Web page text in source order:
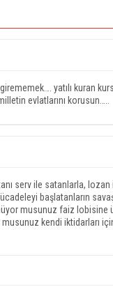
yatılı kuran
evlatlarını korusun…..
serv ile satanlarla, lozan
başlatanların
musunuz faiz
kendi iktidarları